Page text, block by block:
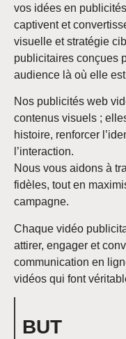
vos idées en
captivent et
visuelle et stratégie
publicitaires conçues
audience là où elle
Nos publicités web
contenus visuels ;
histoire, renforcer
l’interaction.
Nous vous aidons à
fidèles, tout en
campagne.
Chaque vidéo
attirer, engager et
communication en
vidéos qui font
BUT